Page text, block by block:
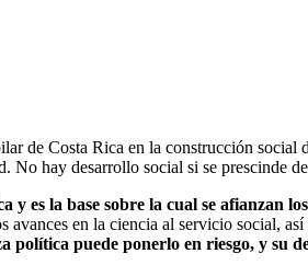
de Costa Rica en la construcción social
No hay desarrollo social si se prescinde
y es la base sobre la cual se afianzan
avances en la ciencia al servicio social,
política puede ponerlo en riesgo, y su